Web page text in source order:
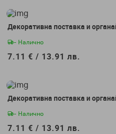
Декоративна поставка и
- Налично
7.11 € / 13.91 лв.
Декоративна поставка и
- Налично
7.11 € / 13.91 лв.